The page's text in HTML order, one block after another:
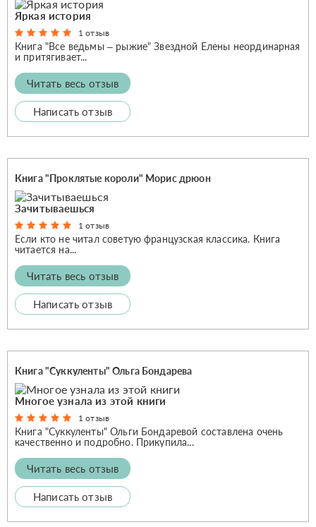
Яркая история
1 отзыв
Книга "Все ведьмы – рыжие" Звездной Елены неординарная
и притягивает...
Читать весь отзыв
Написать отзыв
Книга "Проклятые короли" Морис дрюон
Зачитываешься
1 отзыв
Если кто не читал советую французская классика. Книга
читается на...
Читать весь отзыв
Написать отзыв
Книга "Суккуленты" Ольга Бондарева
Многое узнала из этой книги
1 отзыв
Книга "Суккуленты" Ольги Бондаревой составлена очень
качественно и подробно. Прикупила...
Читать весь отзыв
Написать отзыв